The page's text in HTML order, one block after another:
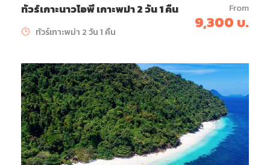
ทัวร์เกาะนาวโอพี เกาะพม่า 2 วัน 1 คืน From
9,300 บ.
ทัวร์เกาะพม่า 2 วัน 1 คืน